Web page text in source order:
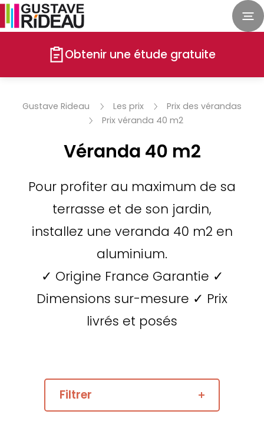
Obtenir une étude gratuite
Gustave Rideau Les prix
Prix des vérandas
Prix véranda 40 m2
Véranda 40 m2
Pour profiter au maximum de sa
terrasse et de son jardin,
installez une veranda 40 m2 en
aluminium.
✓ Origine France Garantie ✓
Dimensions sur-mesure ✓ Prix
livrés et posés
Filtrer